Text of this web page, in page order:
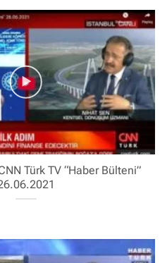
Türk TV “Haber Bülteni”